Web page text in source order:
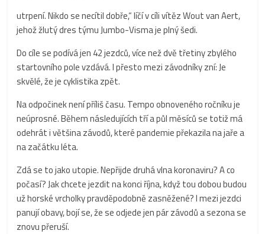
utrpení. Nikdo se necítil dobře,“ líčí v cíli vítěz Wout van Aert,
jehož žlutý dres týmu Jumbo-Visma je plný šedi.
Do cíle se podívá jen 42 jezdců, více než dvě třetiny zbylého
startovního pole vzdává. I přesto mezi závodníky zní: Je
skvělé, že je cyklistika zpět.
Na odpočinek není příliš času. Tempo obnoveného ročníku je
neúprosné. Během následujících tří a půl měsíců se totiž má
odehrát i většina závodů, které pandemie překazila na jaře a
na začátku léta.
Zdá se to jako utopie. Nepřijde druhá vlna koronaviru? A co
počasí? Jak chcete jezdit na konci října, když tou dobou budou
už horské vrcholky pravděpodobně zasněžené? I mezi jezdci
panují obavy, bojí se, že se odjede jen pár závodů a sezona se
znovu přeruší.